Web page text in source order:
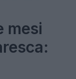
mesi